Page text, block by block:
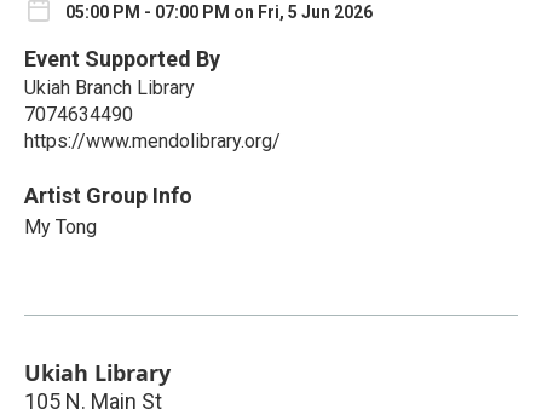
05:00 PM - 07:00 PM on Fri, 5 Jun 2026
Event Supported By
Ukiah Branch Library
7074634490
https://www.mendolibrary.org/
Artist Group Info
My Tong
Ukiah Library
105 N. Main St